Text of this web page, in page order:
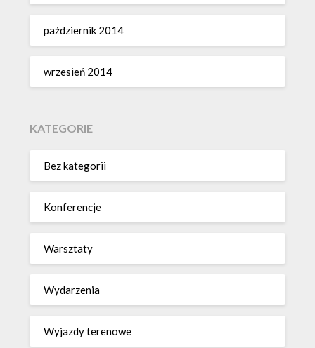
październik 2014
wrzesień 2014
KATEGORIE
Bez kategorii
Konferencje
Warsztaty
Wydarzenia
Wyjazdy terenowe